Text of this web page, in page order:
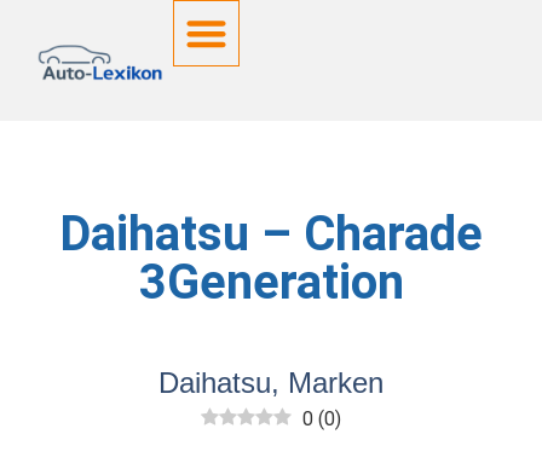
Daihatsu – Charade
3Generation
Daihatsu, Marken
0 (0)